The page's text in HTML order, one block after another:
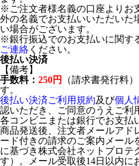
※ご注文者様名義の口座よりお
外の名義でお支払いいただいた
い場合がございます。
※銀行振込でのお支払いに関す
ご連絡 ください。
後払い決済
【備考】
手数料： 250円
（請求書発行料
す。
後払い決済ご利用規約及び個人
認いただき、ご同意のうえご利
各コンビニまたは銀行でお支払
商品発送後、注文者メールアド
ード付きの請求のご案内メール
に基づき株式会社ネットプロテ
す）。メール受取後14日以内に